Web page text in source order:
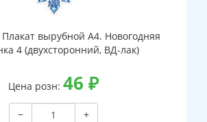
вырубной А4. Новогодняя
4 (двухсторонний, ВД-лак)
Цена розн: 46 ₽
−
+